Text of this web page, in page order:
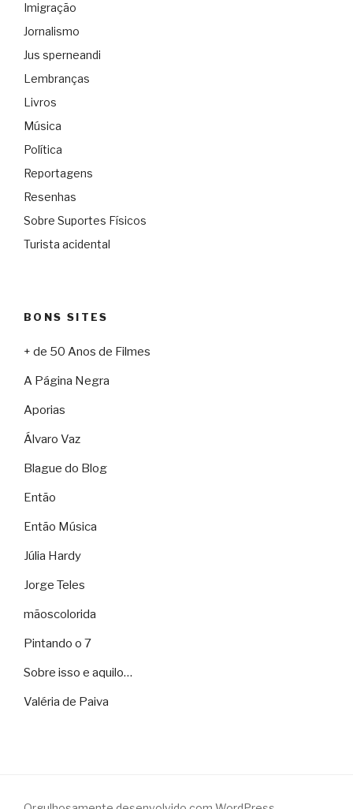
Imigração
Jornalismo
Jus sperneandi
Lembranças
Livros
Música
Política
Reportagens
Resenhas
Sobre Suportes Físicos
Turista acidental
BONS SITES
+ de 50 Anos de Filmes
A Página Negra
Aporias
Álvaro Vaz
Blague do Blog
Então
Então Música
Júlia Hardy
Jorge Teles
mãoscolorida
Pintando o 7
Sobre isso e aquilo…
Valéria de Paiva